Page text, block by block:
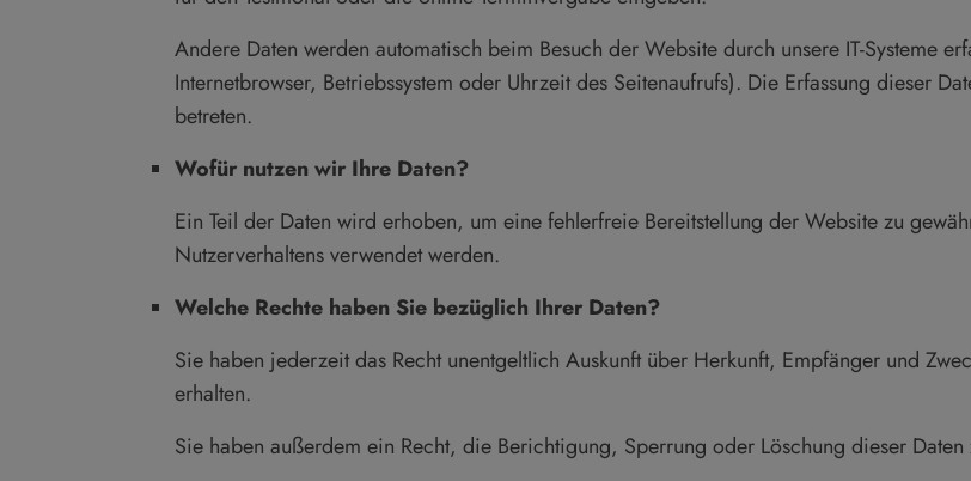
Andere Daten werden automatisch beim Besuch der Website durch unsere IT-Systeme
Internetbrowser, Betriebssystem oder Uhrzeit des Seitenaufrufs). Die Erfassung dieser
betreten.
Wofür nutzen wir Ihre Daten?
Ein Teil der Daten wird erhoben, um eine fehlerfreie Bereitstellung der Website zu
Nutzerverhaltens verwendet werden.
Welche Rechte haben Sie bezüglich Ihrer Daten?
Sie haben jederzeit das Recht unentgeltlich Auskunft über Herkunft, Empfänger und
erhalten.
Sie haben außerdem ein Recht, die Berichtigung, Sperrung oder Löschung dieser Daten